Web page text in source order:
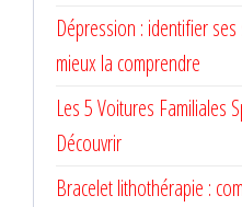
Dépression : identifier
mieux la comprendre
Les 5 Voitures Familiales
Découvrir
Bracelet lithothérapie :